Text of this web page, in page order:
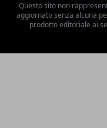
Questo sito non
aggiornato senza alcuna
prodotto editoriale ai